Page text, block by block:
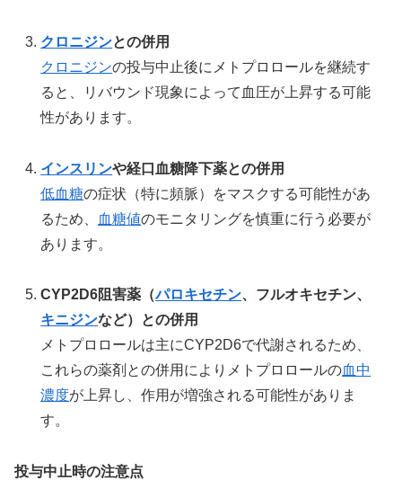
クロニジンとの併用
クロニジンの投与中止後にメトプロロールを継続す
ると、リバウンド現象によって血圧が上昇する可能
性があります。
インスリンや経口血糖降下薬との併用
低血糖の症状（特に頻脈）をマスクする可能性があ
るため、
血糖値のモニタリングを慎重に行う必要が
あります。
CYP2D6阻害薬（パロキセチン、フルオキセチン、
キニジンなど）との併用
メトプロロールは主にCYP2D6で代謝されるため、
これらの薬剤との併用によりメトプロロールの血中
濃度が上昇し、作用が増強される可能性がありま
す。
投与中止時の注意点